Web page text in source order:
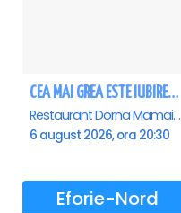
CEA MAI GREA ESTE IUBIREA - Mamaia - ANULAT
Restaurant Dorna Mamaia, Mamaia
6 august 2026, ora 20:30
Eforie-Nord